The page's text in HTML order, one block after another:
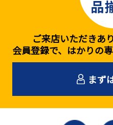
ご来店いただきあ
会員登録で、はかりの
まず